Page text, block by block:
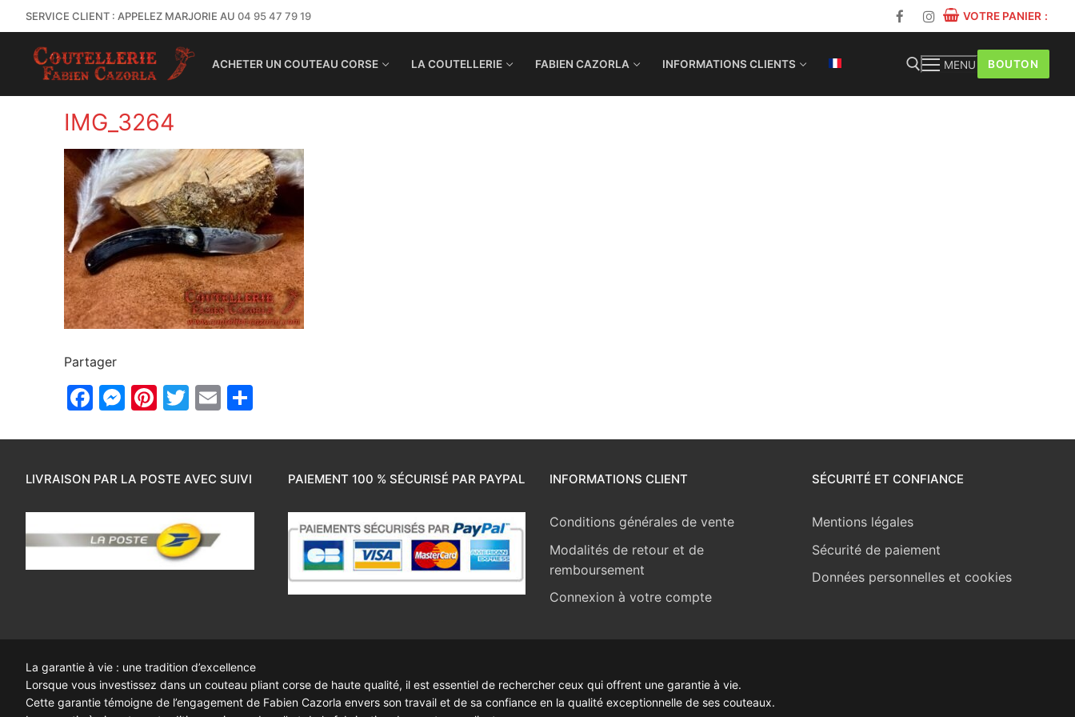
SERVICE CLIENT : APPELEZ MARJORIE AU 04 95 47 79 19 VOTRE PANIER :
ACHETER UN COUTEAU CORSE LA COUTELLERIE FABIEN CAZORLA INFORMATIONS CLIENTS MENU BOUTON
IMG_3264
Partager
Facebook
Messenger
Pinterest
Twitter
Email
LIVRAISON PAR LA POSTE AVEC SUIVI PAIEMENT 100 % SÉCURISÉ PAR PAYPAL INFORMATIONS CLIENT
Conditions générales de vente
Modalités de retour et de
remboursement
Connexion à votre compte
SÉCURITÉ ET CONFIANCE
Mentions légales
Sécurité de paiement
Données personnelles et cookies
La garantie à vie : une tradition d’excellence
Lorsque vous investissez dans un couteau pliant corse de haute qualité, il est essentiel de rechercher ceux qui offrent une garantie à vie.
Cette garantie témoigne de l’engagement de Fabien Cazorla envers son travail et de sa confiance en la qualité exceptionnelle de ses couteaux.